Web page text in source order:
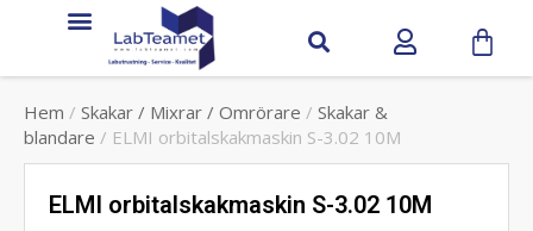
Hem / Skakar / Mixrar / Omrörare / Skakar &
blandare / ELMI orbitalskakmaskin S-3.02 10M
ELMI orbitalskakmaskin S-3.02 10M